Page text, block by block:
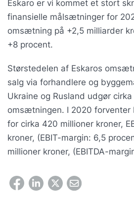
Eskaro er vi kommet et stort
finansielle målsætninger for
omsætning på +2,5 milliarder
+8 procent.
Størstedelen af Eskaros
salg via forhandlere og
Ukraine og Rusland udgør
omsætningen. I 2020
for cirka 420 millioner kroner,
kroner, (EBIT-margin: 6,5
millioner kroner, (EBITDA-